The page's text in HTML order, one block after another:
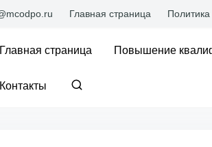
Главная страница
Главная страница Повышение
Контакты